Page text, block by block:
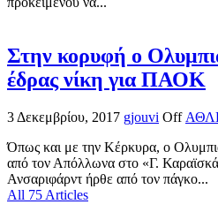
Στην κορυφή ο
έδρας νίκη για ΠΑΟΚ
3 Δεκεμβρίου, 2017 gjouvi Off
Όπως και με την Κέρκυρα, ο
από τον Απόλλωνα στο «Γ.
Ανσαριφάρντ ήρθε από τον πάγκο...
All 75 Articles